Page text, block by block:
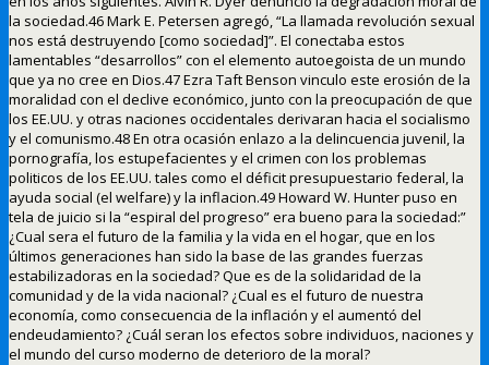
la sociedad.46 Mark E. Petersen agregó, “La llamada revolución sexual
nos está destruyendo [como sociedad]”. El conectaba estos
lamentables “desarrollos” con el elemento autoegoista de un mundo
que ya no cree en Dios.47 Ezra Taft Benson vinculo este erosión de la
moralidad con el declive económico, junto con la preocupación de que
los EE.UU. y otras naciones occidentales derivaran hacia el socialismo
y el comunismo.48 En otra ocasión enlazo a la delincuencia juvenil, la
pornografía, los estupefacientes y el crimen con los problemas
politicos de los EE.UU. tales como el déficit presupuestario federal, la
ayuda social (el welfare) y la inflacion.49 Howard W. Hunter puso en
tela de juicio si la “espiral del progreso” era bueno para la sociedad:”
¿Cual sera el futuro de la familia y la vida en el hogar, que en los
últimos generaciones han sido la base de las grandes fuerzas
estabilizadoras en la sociedad? Que es de la solidaridad de la
comunidad y de la vida nacional? ¿Cual es el futuro de nuestra
economía, como consecuencia de la inflación y el aumentó del
endeudamiento? ¿Cuál seran los efectos sobre individuos, naciones y
el mundo del curso moderno de deterioro de la moral?